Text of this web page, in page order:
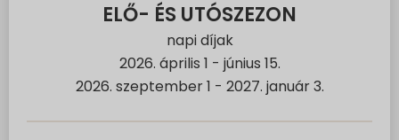
ELŐ- ÉS UTÓSZEZON
napi díjak
2026. április 1 - június 15.
2026. szeptember 1 - 2027. január 3.